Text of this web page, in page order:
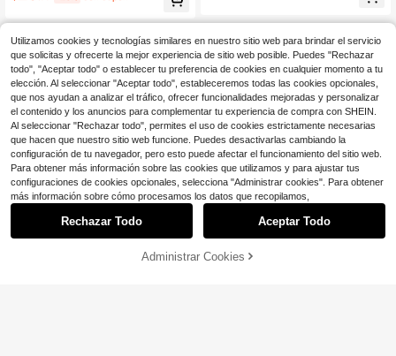
¡29% DE DESCUENTO!
Utilizamos cookies y tecnologías similares en nuestro sitio web para brindar el servicio
que solicitas y ofrecerte la mejor experiencia de sitio web posible. Puedes "Rechazar
todo", "Aceptar todo" o establecer tu preferencia de cookies en cualquier momento a tu
elección. Al seleccionar "Aceptar todo", estableceremos todas las cookies opcionales,
que nos ayudan a analizar el tráfico, ofrecer funcionalidades mejoradas y personalizar
el contenido y los anuncios para complementar tu experiencia de compra con SHEIN.
Al seleccionar "Rechazar todo", permites el uso de cookies estrictamente necesarias
que hacen que nuestro sitio web funcione. Puedes desactivarlas cambiando la
configuración de tu navegador, pero esto puede afectar el funcionamiento del sitio web.
Para obtener más información sobre las cookies que utilizamos y para ajustar tus
configuraciones de cookies opcionales, selecciona "Administrar cookies". Para obtener
más información sobre cómo procesamos los datos que recopilamos,
Rechazar Todo Aceptar Todo
Administrar Cookies